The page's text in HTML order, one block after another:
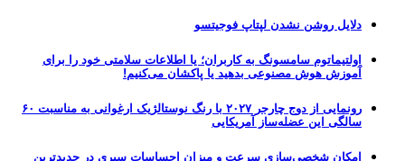
دلایل روشن نشدن لپتاپ فوجیتسو
اولتیماتوم سامسونگ به کاربران؛ یا اطلاعات سلامتی خود را برای
آموزش هوش مصنوعی بدهید یا پاکشان می‌کنیم!
رونمایی از دوج چارجر ۲۰۲۷ با رنگ نوستالژیک ارغوانی به مناسبت ۶۰
سالگی این عضله‌ساز آمریکایی
امکان شخصی‌سازی سرعت و میزان احساسات سیری در جدیدترین